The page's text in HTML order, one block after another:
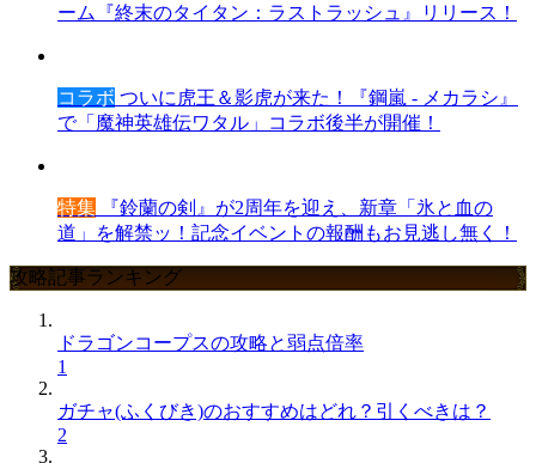
ーム『終末のタイタン：ラストラッシュ』リリース！
コラボ ついに虎王＆影虎が来た！『鋼嵐 - メカラシ』
で「魔神英雄伝ワタル」コラボ後半が開催！
特集 『鈴蘭の剣』が2周年を迎え、新章「氷と血の
道」を解禁ッ！記念イベントの報酬もお見逃し無く！
攻略記事ランキング
ドラゴンコープスの攻略と弱点倍率
1
ガチャ(ふくびき)のおすすめはどれ？引くべきは？
2